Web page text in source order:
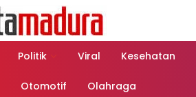
Politik Viral Kesehatan
Otomotif Olahraga